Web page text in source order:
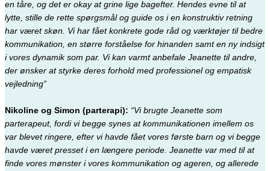
en tåre, og det er okay at grine lige bagefter. Hendes evne til at
lytte, stille de rette spørgsmål og guide os i en konstruktiv retning
har været skøn. Vi har fået konkrete gode råd og værktøjer til bedre
kommunikation, en større forståelse for hinanden samt en ny indsigt
i vores dynamik som par. Vi kan varmt anbefale Jeanette til andre,
der ønsker at styrke deres forhold med professionel og empatisk
vejledning”
Nikoline og Simon (parterapi): “Vi brugte Jeanette som
parterapeut, fordi vi begge synes at kommunikationen imellem os
var blevet ringere, efter vi havde fået vores første barn og vi begge
havde været presset i en længere periode. Jeanette var med til at
finde vores mønster i vores kommunikation og ageren, og allerede